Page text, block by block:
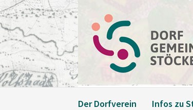
Weiter
zum
Inhalt
Der Dorfverein Infos zu